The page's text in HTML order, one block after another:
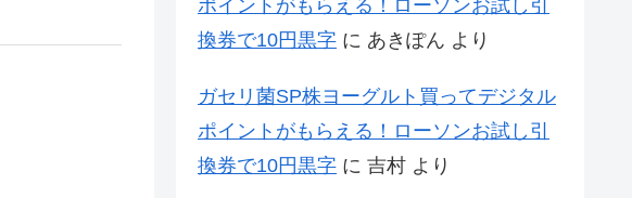
ポイントがもらえる！ローソンお試し引
換券で10円黒字 に あきぽん より
ガセリ菌SP株ヨーグルト買ってデジタル
ポイントがもらえる！ローソンお試し引
換券で10円黒字 に 吉村 より